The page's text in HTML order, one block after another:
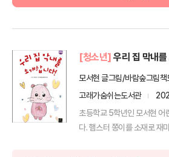
[청소년] 우리 집 막내
모서현 글그림/바람숲그림책
고래가숨쉬는도서관
초등학교 5학년인 모서현 어
다. 햄스터 쫑이를 소재로 재